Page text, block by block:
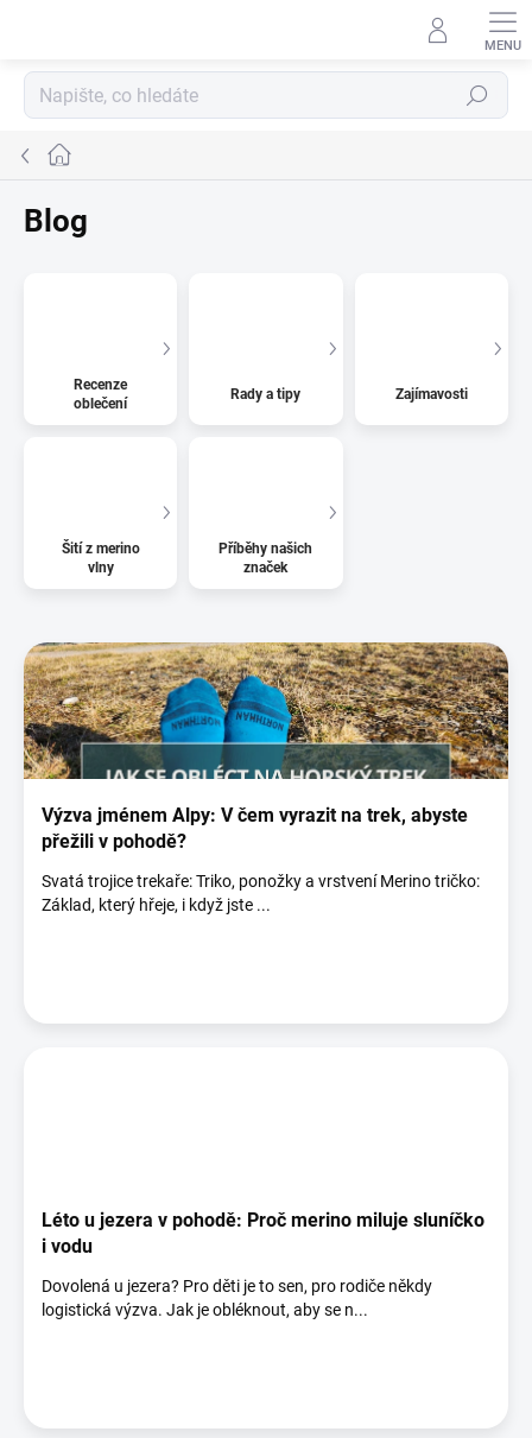
Hledat
Domů
Blog
Recenze
oblečení
Rady a tipy Zajímavosti
Šití z merino
vlny
Příběhy našich
značek
ý
p
i
s
č
l
Výzva jménem Alpy: V čem vyrazit na trek, abyste
přežili v pohodě?
Svatá trojice trekaře: Triko, ponožky a vrstvení Merino tričko:
Základ, který hřeje, i když jste ...
Léto u jezera v pohodě: Proč merino miluje sluníčko
i vodu
Dovolená u jezera? Pro děti je to sen, pro rodiče někdy
logistická výzva. Jak je obléknout, aby se n...